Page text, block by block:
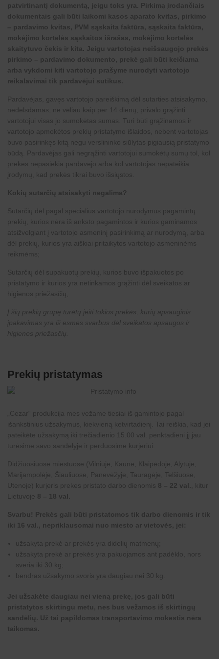
patvirtinantį dokumentą, jeigu toks yra. Pirkimą įrodančiais
dokumentais gali būti laikomi kasos aparato kvitas, pirkimo
– pardavimo kvitas, PVM sąskaita faktūra, sąskaita faktūra,
mokėjimo kortelės sąskaitos išrašas, mokėjimo kortelės
skaitytuvo čekis ir kita. Jeigu vartotojas neišsaugojo prekės
pirkimo – pardavimo dokumento, prekė gali būti keičiama
arba vykdomi kiti vartotojo prašyme nurodyti vartotojo
reikalavimai tik pardavėjui sutikus.
Pardavėjas, gavęs vartotojo pareiškimą dėl sutarties atsisakymo,
nedelsdamas, ne vėliau kaip per 14 dienų, privalo grąžinti
vartotojui visas jo sumokėtas sumas. Turi būti grąžinamos ir
vartotojo apmokėtos prekių pristatymo išlaidos, nebent vartotojas
buvo pasirinkęs kitą negu verslininko siūlytas pigiausią pristatymo
būdą. Pardavėjas gali negrąžinti vartotojui sumokėtų sumų tol, kol
prekės nepasiekia pardavėjo arba kol vartotojas nepateikia
įrodymų, kad prekės tikrai buvo išsiųstos.
Kokių sutarčių atsisakyti negalima?
Sutarčių dėl pagal specialius vartotojo nurodymus pagamintų
prekių, kurios nėra iš anksto pagamintos ir kurios gaminamos
atsižvelgiant į vartotojo asmeninį pasirinkimą ar nurodymą, arba
dėl prekių, kurios yra aiškiai pritaikytos vartotojo asmeninėms
reikmėms;
Sutarčių dėl supakuotų prekių, kurios buvo išpakuotos po
pristatymo ir kurios yra netinkamos grąžinti dėl sveikatos ar
higienos priežasčių;
Į šių prekių grupę turėtų įeiti tokios prekės, kurių apsauginis
įpakavimas yra iš esmės svarbus dėl sveikatos apsaugos ir
higienos priežasčių.
Prekių pristatymas
„Cezar “ produkcija mes vežame tiesiai iš gamintojo pagal
išankstinius užsakymus, kiekvieną ketvirtadienį. Tai reiškia, kad jei
pateikėte užsakymą iki trečiadienio 15.00 val. penktadieni jį jau
turėsime savo sandėlyje ir perduosime kurjeriui.
Didžiuosiuose miestuose (Vilniuje, Kaune, Klaipėdoje, Alytuje,
Marijampolėje, Šiauliuose, Panevėžyje, Tauragėje, Telšiuose,
Utenoje) kurjeris prekes pristato darbo dienomis 8 – 22 val. , kitur
Lietuvoje 8 – 18 val.
Svarbu! Prekės gali būti pristatomos tik darbo dienomis ir tik
iki 16 val., nepriklausomai nuo miesto ar vietovės, jei:
užsakyta prekė ar prekės yra didelių matmenų;
užsakyta prekė ar prekės yra pakuojamos ant padėklo, nors
sveria iki 30 kg;
bendras užsakymo svoris yra daugiau nei 30 kg.
Jei užsakėte daugiau nei vieną prekę, jos gali būti
pristatytos skirtingu metu, nes bus vežamos iš skirtingų
sandėlių. Už tai papildomas transportavimo mokestis nėra
taikomas.